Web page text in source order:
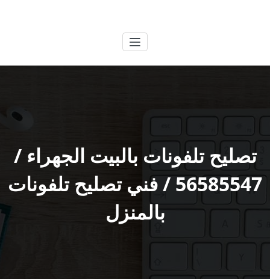
تصليح تلفونات بالبيت الجهراء /
56585547 / فني تصليح تلفونات
بالمنزل